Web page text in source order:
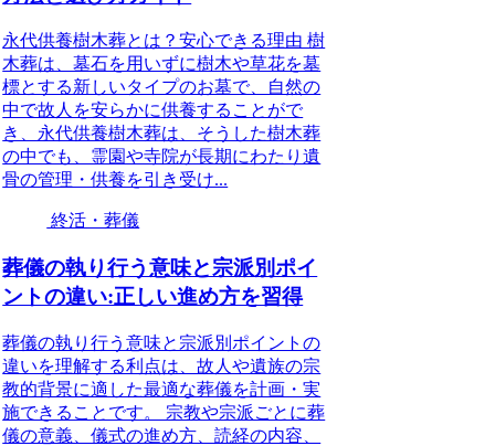
永代供養樹木葬とは？安心できる理由 樹
木葬は、墓石を用いずに樹木や草花を墓
標とする新しいタイプのお墓で、自然の
中で故人を安らかに供養することがで
き、永代供養樹木葬は、そうした樹木葬
の中でも、霊園や寺院が長期にわたり遺
骨の管理・供養を引き受け...
終活・葬儀
葬儀の執り行う意味と宗派別ポイ
ントの違い:正しい進め方を習得
葬儀の執り行う意味と宗派別ポイントの
違いを理解する利点は、故人や遺族の宗
教的背景に適した最適な葬儀を計画・実
施できることです。 宗教や宗派ごとに葬
儀の意義、儀式の進め方、読経の内容、